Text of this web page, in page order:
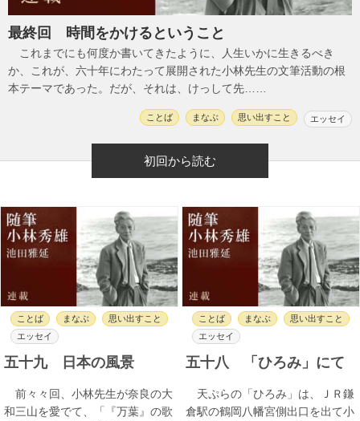
最終回 時間をかけるということ
これまでにも何度か書いてきたように、人生いかに生きるべき
か、これが、六十年にわたって展開された小林先生の文筆活動の根
本テーマであった。だが、それは、けっして先……
ことば まなぶ 思い出すこと エッセイ
初回から読む
ことば まなぶ
思い出すこと
エッセイ
五十九 日本の風景
前々々回、小林先生が奈良の大
和三山を愛でて、「『万葉』の歌
ことば まなぶ
思い出すこと
エッセイ
五十八 「ひろみ」にて
天ぷらの「ひろみ」は、ＪＲ鎌
倉駅の鶴岡八幡宮側出口を出て小